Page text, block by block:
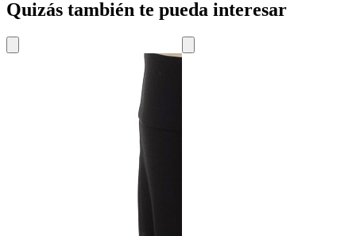
Quizás también te pueda interesar